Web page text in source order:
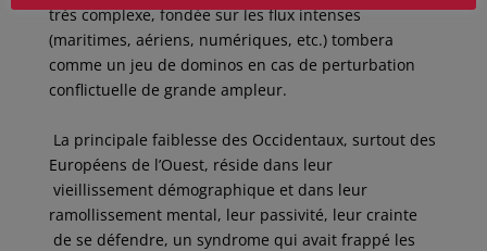
très complexe, fondée sur les flux intenses
(maritimes, aériens, numériques, etc.) tombera
comme un jeu de dominos en cas de perturbation
conflictuelle de grande ampleur.
La principale faiblesse des Occidentaux, surtout des
Européens de l’Ouest, réside dans leur
vieillissement démographique et dans leur
ramollissement mental, leur passivité, leur crainte
de se défendre, un syndrome qui avait frappé les